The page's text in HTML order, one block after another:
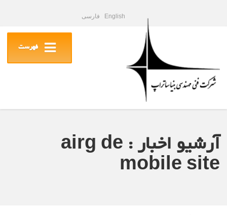
English فارسی
فهرست
آرشیو اخبار : airg de
mobile site